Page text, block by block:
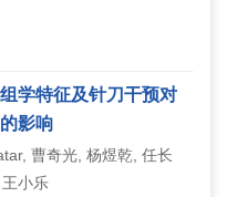
学特征及针刀干预对
影响
曹奇光, 杨煜乾, 任长
小乐